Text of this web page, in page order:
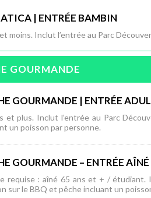
| ENTRÉE BAMBIN
moins. Inclut l’entrée au Parc
GOURMANDE
GOURMANDE | ENTRÉE
et plus. Inclut l’entrée au Parc
un poisson par personne.
GOURMANDE – ENTRÉE
requise : aîné 65 ans et + / étudiant.
sur le BBQ et pêche incluant un